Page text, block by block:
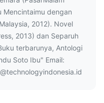
Mencintaimu dengan
2012). Novel
2013) dan Separuh
terbarunya, Antologi
Soto Ibu" Email: